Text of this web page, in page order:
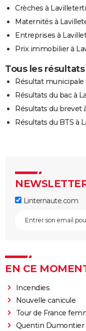
Crèches à
Maternités à
Entreprises à
Prix immobilier à
Tous les
Résultat
Résultats du bac à
Résultats du brevet
Résultats du BTS à
Linternaute.com
EN CE
Incendies
Nouvelle canicule
Tour de France
Quentin Dumontier